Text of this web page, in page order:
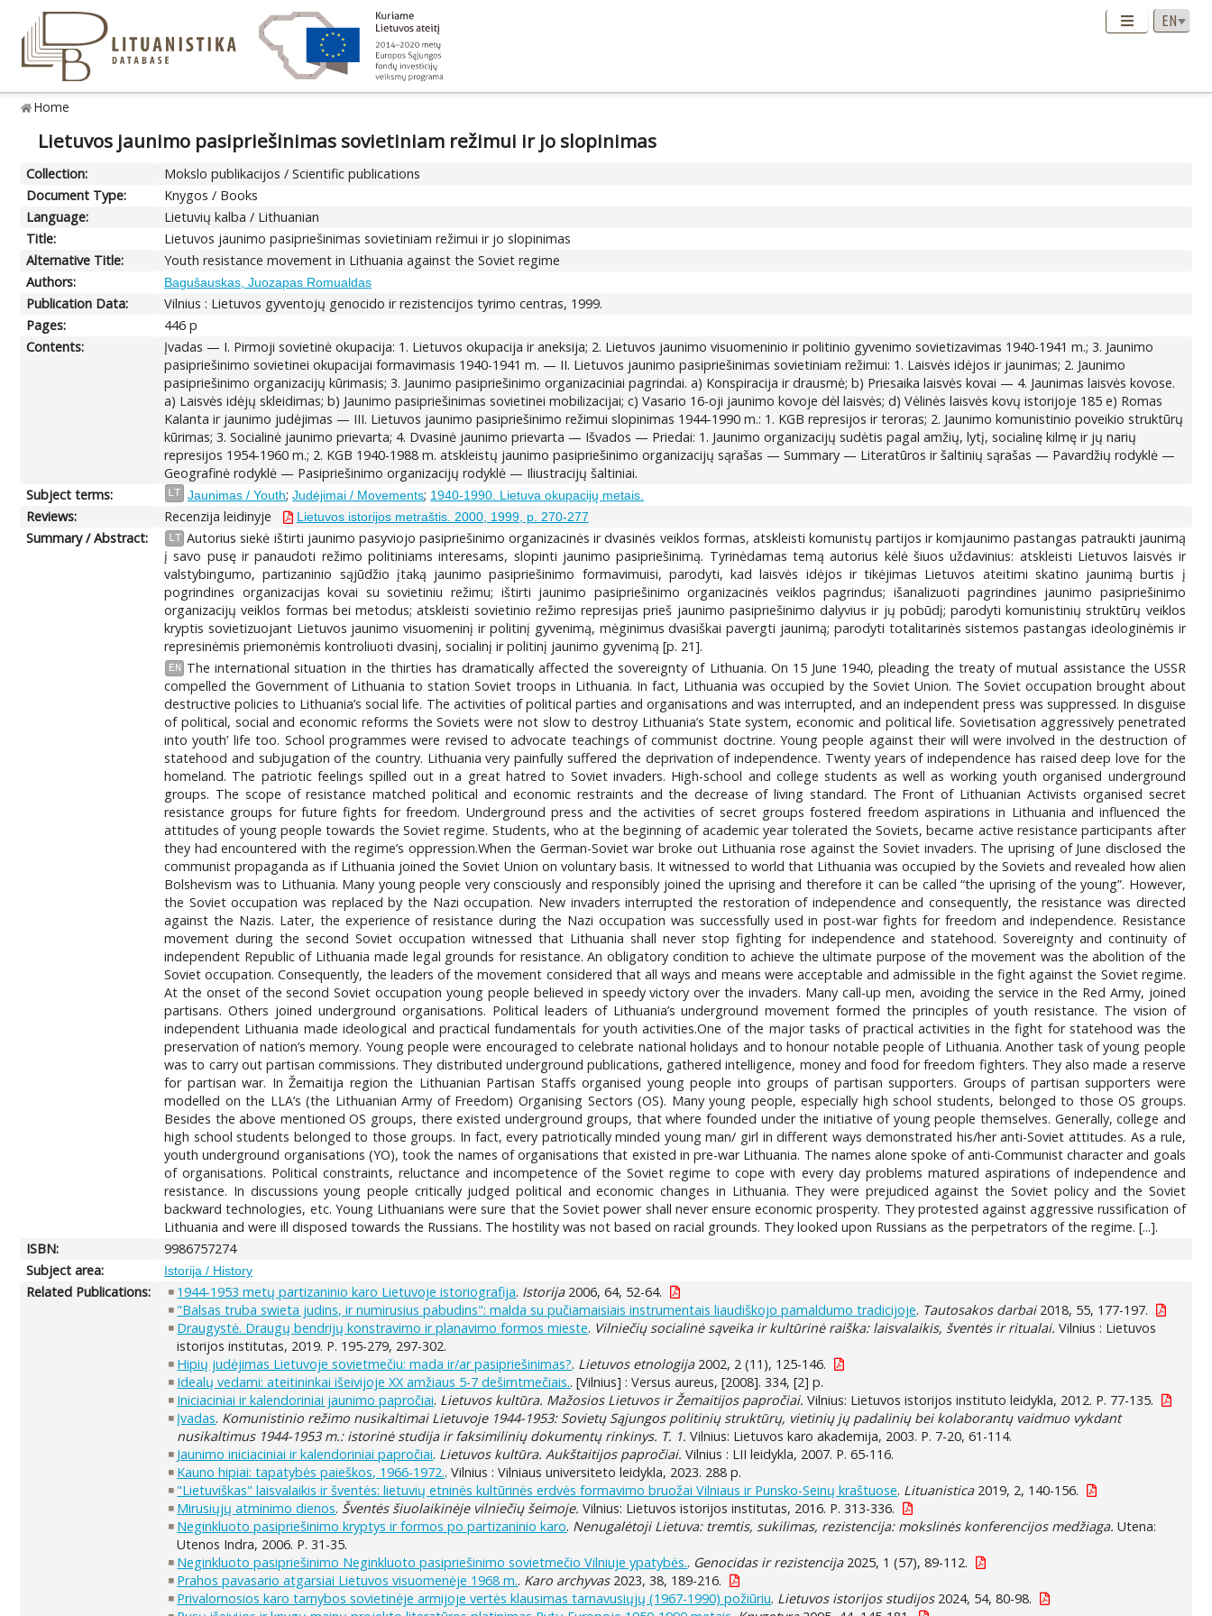
Home
Lietuvos jaunimo pasipriešinimas sovietiniam režimui ir jo slopinimas
Collection:
Mokslo publikacijos / Scientific publications
Document Type:
Knygos / Books
Language:
Lietuvių kalba / Lithuanian
Title:
Lietuvos jaunimo pasipriešinimas sovietiniam režimui ir jo slopinimas
Alternative Title:
Youth resistance movement in Lithuania against the Soviet regime
Authors:
Bagušauskas, Juozapas Romualdas
Publication Data:
Vilnius : Lietuvos gyventojų genocido ir rezistencijos tyrimo centras, 1999.
Pages:
446 p
Contents:
Įvadas — I. Pirmoji sovietinė okupacija: 1. Lietuvos okupacija ir aneksija; 2. Lietuvos jaunimo visuomeninio ir politinio gyvenimo sovietizavimas 1940-1941 m.; 3. Jaunimo
pasipriešinimo sovietinei okupacijai formavimasis 1940-1941 m. — II. Lietuvos jaunimo pasipriešinimas sovietiniam režimui: 1. Laisvės idėjos ir jaunimas; 2. Jaunimo
pasipriešinimo organizacijų kūrimasis; 3. Jaunimo pasipriešinimo organizaciniai pagrindai. a) Konspiracija ir drausmė; b) Priesaika laisvės kovai — 4. Jaunimas laisvės kovose.
a) Laisvės idėjų skleidimas; b) Jaunimo pasipriešinimas sovietinei mobilizacijai; c) Vasario 16-oji jaunimo kovoje dėl laisvės; d) Vėlinės laisvės kovų istorijoje 185 e) Romas
Kalanta ir jaunimo judėjimas — III. Lietuvos jaunimo pasipriešinimo režimui slopinimas 1944-1990 m.: 1. KGB represijos ir teroras; 2. Jaunimo komunistinio poveikio struktūrų
kūrimas; 3. Socialinė jaunimo prievarta; 4. Dvasinė jaunimo prievarta — Išvados — Priedai: 1. Jaunimo organizacijų sudėtis pagal amžių, lytį, socialinę kilmę ir jų narių
represijos 1954-1960 m.; 2. KGB 1940-1988 m. atskleistų jaunimo pasipriešinimo organizacijų sąrašas — Summary — Literatūros ir šaltinių sąrašas — Pavardžių rodyklė —
Geografinė rodyklė — Pasipriešinimo organizacijų rodyklė — Iliustracijų šaltiniai.
Subject terms:
LT Jaunimas / Youth;Judėjimai / Movements; 1940-1990. Lietuva okupacijų metais.
Reviews: Recenzija leidinyje Lietuvos istorijos metraštis. 2000, 1999, p. 270-277
Summary / Abstract: LT Autorius siekė ištirti jaunimo pasyviojo pasipriešinimo organizacinės ir dvasinės veiklos formas, atskleisti komunistų partijos ir komjaunimo pastangas patraukti jaunimą
į savo pusę ir panaudoti režimo politiniams interesams, slopinti jaunimo pasipriešinimą. Tyrinėdamas temą autorius kėlė šiuos uždavinius: atskleisti Lietuvos laisvės ir
valstybingumo, partizaninio sąjūdžio įtaką jaunimo pasipriešinimo formavimuisi, parodyti, kad laisvės idėjos ir tikėjimas Lietuvos ateitimi skatino jaunimą burtis į
pogrindines organizacijas kovai su sovietiniu režimu; ištirti jaunimo pasipriešinimo organizacinės veiklos pagrindus; išanalizuoti pagrindines jaunimo pasipriešinimo
organizacijų veiklos formas bei metodus; atskleisti sovietinio režimo represijas prieš jaunimo pasipriešinimo dalyvius ir jų pobūdį; parodyti komunistinių struktūrų veiklos
kryptis sovietizuojant Lietuvos jaunimo visuomeninį ir politinį gyvenimą, mėginimus dvasiškai pavergti jaunimą; parodyti totalitarinės sistemos pastangas ideologinėmis ir
represinėmis priemonėmis kontroliuoti dvasinį, socialinį ir politinį jaunimo gyvenimą [p. 21].
EN
The international situation in the thirties has dramatically affected the sovereignty of Lithuania. On 15 June 1940, pleading the treaty of mutual assistance the USSR
compelled the Government of Lithuania to station Soviet troops in Lithuania. In fact, Lithuania was occupied by the Soviet Union. The Soviet occupation brought about
destructive policies to Lithuania’s social life. The activities of political parties and organisations and was interrupted, and an independent press was suppressed. In disguise
of political, social and economic reforms the Soviets were not slow to destroy Lithuania’s State system, economic and political life. Sovietisation aggressively penetrated
into youth’ life too. School programmes were revised to advocate teachings of communist doctrine. Young people against their will were involved in the destruction of
statehood and subjugation of the country. Lithuania very painfully suffered the deprivation of independence. Twenty years of independence has raised deep love for the
homeland. The patriotic feelings spilled out in a great hatred to Soviet invaders. High-school and college students as well as working youth organised underground
groups. The scope of resistance matched political and economic restraints and the decrease of living standard. The Front of Lithuanian Activists organised secret
resistance groups for future fights for freedom. Underground press and the activities of secret groups fostered freedom aspirations in Lithuania and influenced the
attitudes of young people towards the Soviet regime. Students, who at the beginning of academic year tolerated the Soviets, became active resistance participants after
they had encountered with the regime’s oppression.When the German-Soviet war broke out Lithuania rose against the Soviet invaders. The uprising of June disclosed the
communist propaganda as if Lithuania joined the Soviet Union on voluntary basis. It witnessed to world that Lithuania was occupied by the Soviets and revealed how alien
Bolshevism was to Lithuania. Many young people very consciously and responsibly joined the uprising and therefore it can be called “the uprising of the young”. However,
the Soviet occupation was replaced by the Nazi occupation. New invaders interrupted the restoration of independence and consequently, the resistance was directed
against the Nazis. Later, the experience of resistance during the Nazi occupation was successfully used in post-war fights for freedom and independence. Resistance
movement during the second Soviet occupation witnessed that Lithuania shall never stop fighting for independence and statehood. Sovereignty and continuity of
independent Republic of Lithuania made legal grounds for resistance. An obligatory condition to achieve the ultimate purpose of the movement was the abolition of the
Soviet occupation. Consequently, the leaders of the movement considered that all ways and means were acceptable and admissible in the fight against the Soviet regime.
At the onset of the second Soviet occupation young people believed in speedy victory over the invaders. Many call-up men, avoiding the service in the Red Army, joined
partisans. Others joined underground organisations. Political leaders of Lithuania’s underground movement formed the principles of youth resistance. The vision of
independent Lithuania made ideological and practical fundamentals for youth activities.One of the major tasks of practical activities in the fight for statehood was the
preservation of nation’s memory. Young people were encouraged to celebrate national holidays and to honour notable people of Lithuania. Another task of young people
was to carry out partisan commissions. They distributed underground publications, gathered intelligence, money and food for freedom fighters. They also made a reserve
for partisan war. In Žemaitija region the Lithuanian Partisan Staffs organised young people into groups of partisan supporters. Groups of partisan supporters were
modelled on the LLA’s (the Lithuanian Army of Freedom) Organising Sectors (OS). Many young people, especially high school students, belonged to those OS groups.
Besides the above mentioned OS groups, there existed underground groups, that where founded under the initiative of young people themselves. Generally, college and
high school students belonged to those groups. In fact, every patriotically minded young man/ girl in different ways demonstrated his/her anti-Soviet attitudes. As a rule,
youth underground organisations (YO), took the names of organisations that existed in pre-war Lithuania. The names alone spoke of anti-Communist character and goals
of organisations. Political constraints, reluctance and incompetence of the Soviet regime to cope with every day problems matured aspirations of independence and
resistance. In discussions young people critically judged political and economic changes in Lithuania. They were prejudiced against the Soviet policy and the Soviet
backward technologies, etc. Young Lithuanians were sure that the Soviet power shall never ensure economic prosperity. They protested against aggressive russification of
Lithuania and were ill disposed towards the Russians. The hostility was not based on racial grounds. They looked upon Russians as the perpetrators of the regime. [...].
ISBN:
9986757274
Subject area:
Istorija / History
Related Publications: 1944-1953 metų partizaninio karo Lietuvoje istoriografija. Istorija2006, 64, 52-64.
"Balsas truba swieta judins, ir numirusius pabudins": malda su pučiamaisiais instrumentais liaudiškojo pamaldumo tradicijoje. Tautosakos darbai2018, 55, 177-197.
Draugystė. Draugų bendrijų konstravimo ir planavimo formos mieste. Vilniečių socialinė sąveika ir kultūrinė raiška: laisvalaikis, šventės ir ritualai. Vilnius : Lietuvos
istorijos institutas, 2019. P. 195-279, 297-302.
Hipių judėjimas Lietuvoje sovietmečiu: mada ir/ar pasipriešinimas?. Lietuvos etnologija2002, 2 (11), 125-146.
Idealų vedami: ateitininkai išeivijoje XX amžiaus 5-7 dešimtmečiais.. [Vilnius] : Versus aureus, [2008]. 334, [2] p.
Iniciaciniai ir kalendoriniai jaunimo papročiai. Lietuvos kultūra. Mažosios Lietuvos ir Žemaitijos papročiai. Vilnius: Lietuvos istorijos instituto leidykla, 2012. P. 77-135.
Įvadas. Komunistinio režimo nusikaltimai Lietuvoje 1944-1953: Sovietų Sąjungos politinių struktūrų, vietinių jų padalinių bei kolaborantų vaidmuo vykdant
nusikaltimus 1944-1953 m.: istorinė studija ir faksimilinių dokumentų rinkinys. T. 1. Vilnius: Lietuvos karo akademija, 2003. P. 7-20, 61-114.
Jaunimo iniciaciniai ir kalendoriniai papročiai. Lietuvos kultūra. Aukštaitijos papročiai. Vilnius : LII leidykla, 2007. P. 65-116.
Kauno hipiai: tapatybės paieškos, 1966-1972.. Vilnius : Vilniaus universiteto leidykla, 2023. 288 p.
"Lietuviškas" laisvalaikis ir šventės: lietuvių etninės kultūrinės erdvės formavimo bruožai Vilniaus ir Punsko-Seinų kraštuose. Lituanistica2019, 2, 140-156.
Mirusiųjų atminimo dienos. Šventės šiuolaikinėje vilniečių šeimoje. Vilnius: Lietuvos istorijos institutas, 2016. P. 313-336.
Neginkluoto pasipriešinimo kryptys ir formos po partizaninio karo. Nenugalėtoji Lietuva: tremtis, sukilimas, rezistencija: mokslinės konferencijos medžiaga. Utena:
Utenos Indra, 2006. P. 31-35.
Neginkluoto pasipriešinimo Neginkluoto pasipriešinimo sovietmečio Vilniuje ypatybės.. Genocidas ir rezistencija2025, 1 (57), 89-112.
Prahos pavasario atgarsiai Lietuvos visuomenėje 1968 m.. Karo archyvas2023, 38, 189-216.
Privalomosios karo tarnybos sovietinėje armijoje vertės klausimas tarnavusiųjų (1967-1990) požiūriu. Lietuvos istorijos studijos2024, 54, 80-98.